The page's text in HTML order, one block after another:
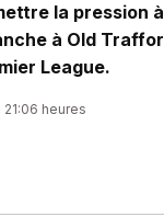
la pression
à Old
League.
heures